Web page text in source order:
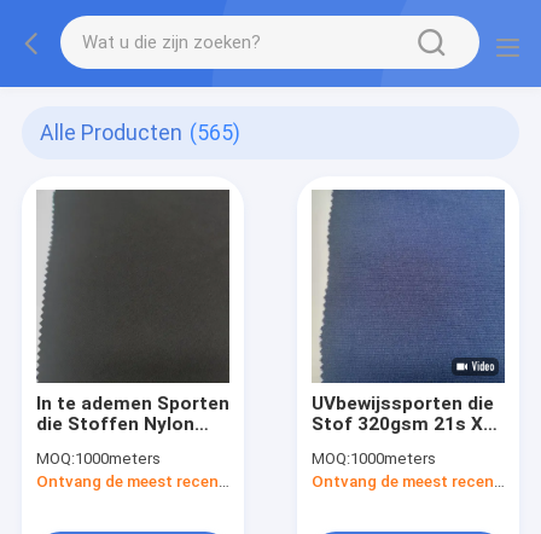
Alle Producten (565)
In te ademen Sporten
die Stoffen Nylon
Waterdichte Spandex
318gsm kleden
MOQ:1000meters
Ontvang de meest recente Prijs
UVbewijssporten die
Stof 320gsm 21s X
kleden Polyester
MOQ:1000meters
Ontvang de meest recente Prijs